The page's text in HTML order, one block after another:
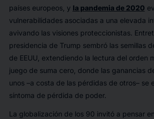
países europeos, y la pandemia de 2020
vulnerabilidades asociadas a una elevada
avivando las visiones proteccionistas.
presidencia de Trump sembró las semillas
de EEUU, extendiendo la lectura del orden
juego de suma cero, donde las ganancias
unos –a costa de las pérdidas de otros– se
síntoma de pérdida de poder.
La globalización de los 90 invitó a pensar en